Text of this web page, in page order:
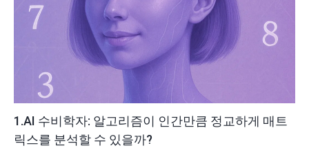
1.AI 수비학자: 알고리즘이 인간만큼 정교하게 매트
릭스를 분석할 수 있을까?